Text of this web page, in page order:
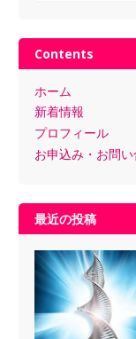
Contents
ホーム
新着情報
プロフィール
お申込み・お問
最近の投稿